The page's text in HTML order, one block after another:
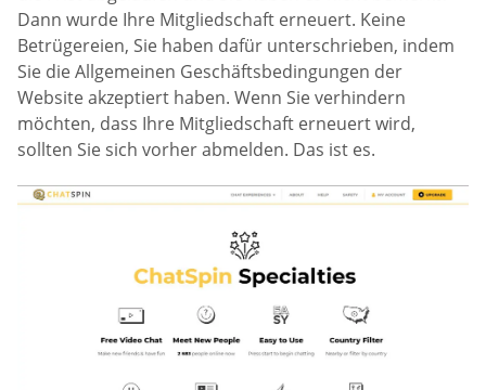
Dann wurde Ihre Mitgliedschaft erneuert. Keine
Betrügereien, Sie haben dafür unterschrieben, indem
Sie die Allgemeinen Geschäftsbedingungen der
Website akzeptiert haben. Wenn Sie verhindern
möchten, dass Ihre Mitgliedschaft erneuert wird,
sollten Sie sich vorher abmelden. Das ist es.